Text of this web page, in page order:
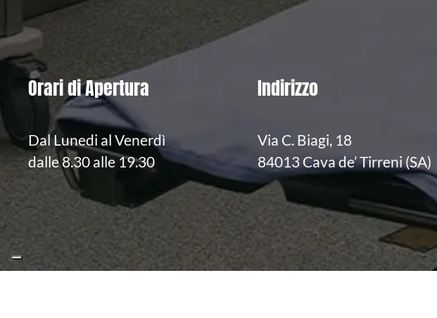
Orari di Apertura
Dal Lunedi al Venerdì
dalle 8.30 alle 19.30
Indirizzo
Via C. Biagi, 18
84013 Cava de’ Tirreni (SA)